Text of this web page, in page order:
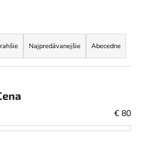
Najpredávanejšie Abecedne
€ 80